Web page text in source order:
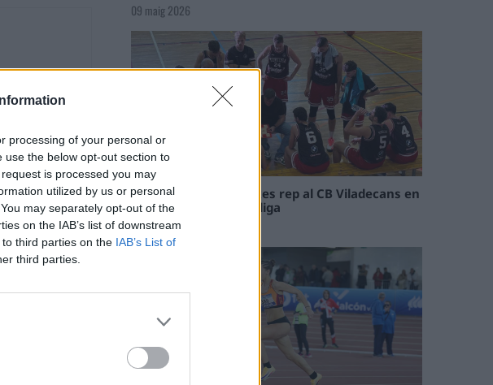
processing of your personal or
the below opt-out section to
is processed you may
utilized by us or personal
may separately opt-out of the
on the IAB’s list of downstream
third parties on the IAB’s List of
third parties.
09 maig 2026
El Cantaires amb baixes rep al CB Viladecans en
el tram decisiu de la lliga
09 maig 2026